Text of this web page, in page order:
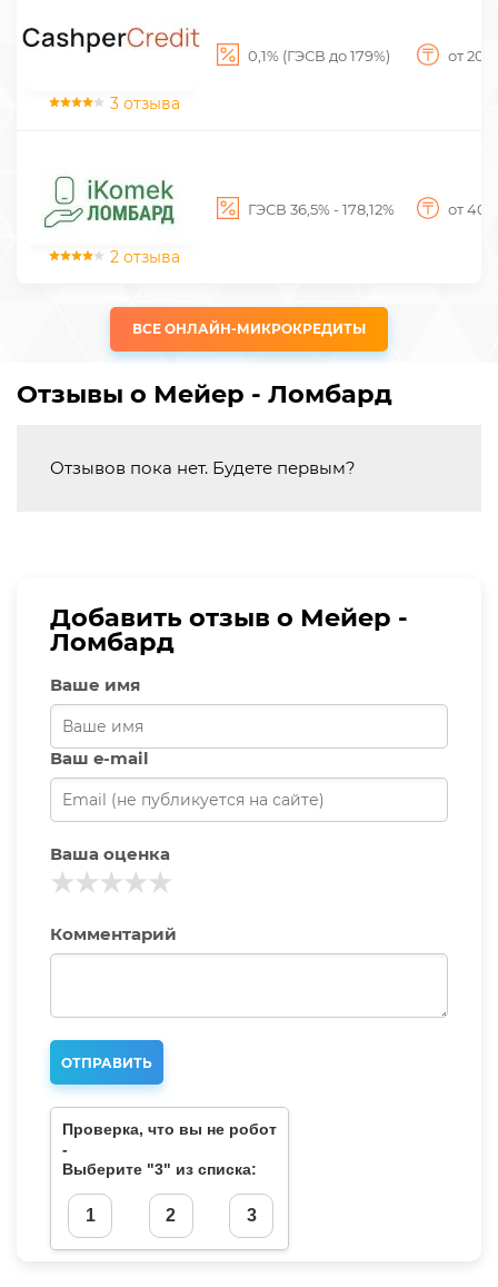
3 отзыва
0,1% (ГЭСВ до 179%) от 20
2 отзыва
ГЭСВ 36,5% - 178,12% от 40
ВСЕ ОНЛАЙН-МИКРОКРЕДИТЫ
Отзывы о Мейер - Ломбард
Отзывов пока нет. Будете первым?
Добавить отзыв о Мейер -
Ломбард
Ваше имя
Ваш e-mail
Ваша оценка
★
★
★
★
★
Комментарий
Проверка, что вы не робот
-
Выберите "3" из списка: